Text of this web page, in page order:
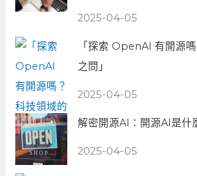
2025-04-05
「探索 OpenAI 有開源
之問」
2025-04-05
解密開源AI：開源AI是什
2025-04-05